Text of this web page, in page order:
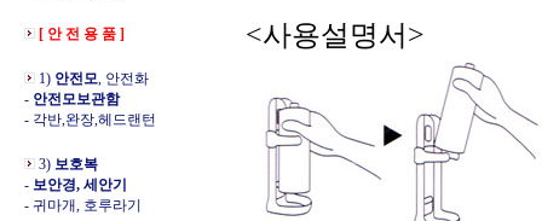
[ 안 전 용 품 ]
1) 안전모, 안전화
- 안전모보관함
- 각반,완장,헤드랜턴
3) 보호복
- 보안경, 세안기
- 귀마개, 호루라기
<사용설명서>